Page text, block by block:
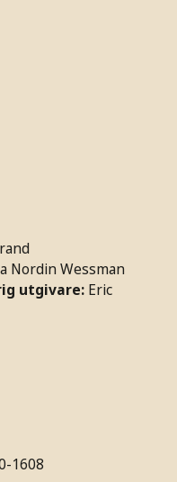
Nordin Wessman
utgivare: Eric
1608